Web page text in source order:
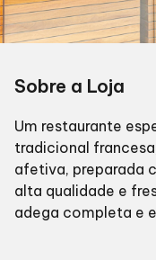
Sobre a Loja
Um restaurante
tradicional
afetiva, preparada
alta qualidade e
adega completa e